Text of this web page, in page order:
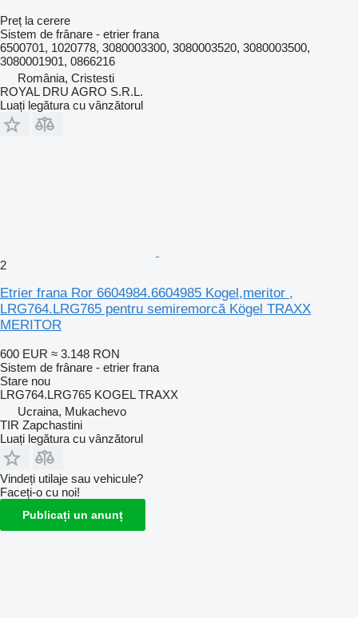
Preț la cerere
Sistem de frânare - etrier frana
6500701, 1020778, 3080003300, 3080003520, 3080003500,
3080001901, 0866216
România, Cristesti
ROYAL DRU AGRO S.R.L.
Luați legătura cu vânzătorul
2
Etrier frana Ror 6604984.6604985 Kogel,meritor ,
LRG764.LRG765 pentru semiremorcă Kögel TRAXX
MERITOR
600 EUR ≈ 3.148 RON
Sistem de frânare - etrier frana
Stare nou
LRG764.LRG765 KOGEL TRAXX
Ucraina, Mukachevo
TIR Zapchastini
Luați legătura cu vânzătorul
Vindeți utilaje sau vehicule?
Faceți-o cu noi!
Publicați un anunț